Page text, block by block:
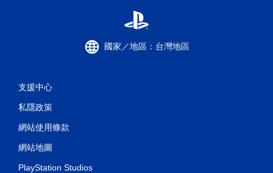
國家／地區：台灣地區
支援中心
私隱政策
網站使用條款
網站地圖
PlayStation Studios